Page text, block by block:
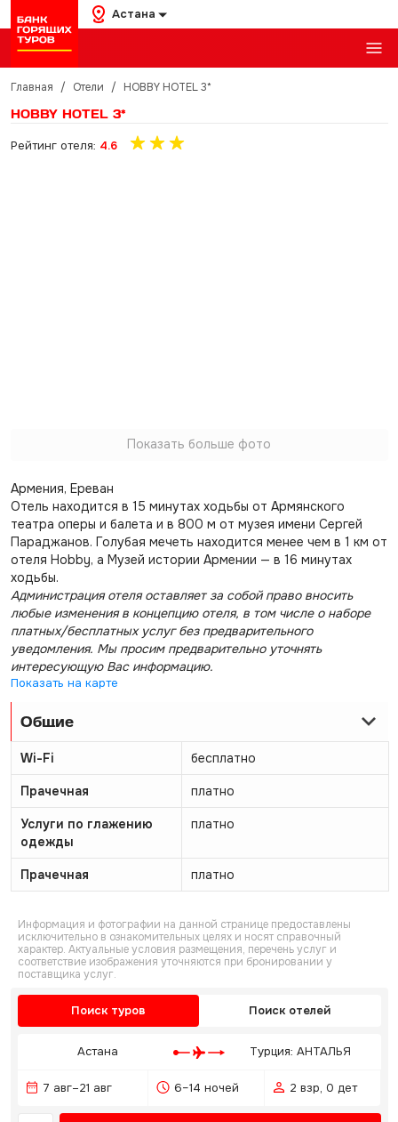
Астана
Главная / Отели / HOBBY HOTEL 3*
HOBBY HOTEL 3*
Рейтинг отеля: 4.6
Показать больше фото
Армения, Ереван
Отель находится в 15 минутах ходьбы от Армянского
театра оперы и балета и в 800 м от музея имени Сергей
Параджанов. Голубая мечеть находится менее чем в 1 км от
отеля Hobby, а Музей истории Армении — в 16 минутах
ходьбы.
Администрация отеля оставляет за собой право вносить
любые изменения в концепцию отеля, в том числе о наборе
платных/бесплатных услуг без предварительного
уведомления. Мы просим предварительно уточнять
интересующую Вас информацию.
Показать на карте
Общие
Wi-Fi бесплатно
Прачечная платно
Услуги по глажению
одежды
платно
Прачечная платно
Информация и фотографии на данной странице предоставлены
исключительно в ознакомительных целях и носят справочный
характер. Актуальные условия размещения, перечень услуг и
соответствие изображения уточняются при бронировании у
поставщика услуг.
Поиск туров Поиск отелей
Астана Турция: АНТАЛЬЯ
7 авг–21 авг 6–14 ночей 2 взр, 0 дет